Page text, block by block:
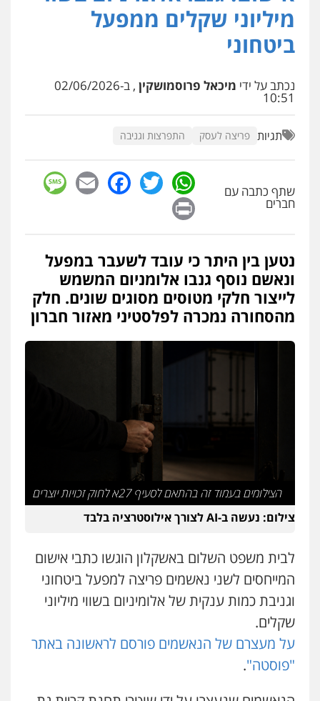
נוער רישום פלילי
0522763105
פלילי צבאי מעצרים וחקירות
0525544654
עו"ד זוהר ארבל
0538788878
עו"ד שלי גורביץ – לוי
משפט פלילי פשיעה חמורה מעצרים
0544218336
משרד עורכי דין חן ברוך
דיני תעבורה מעצרים וחקירות
0505078733
עו"ד קארין לגטיוי
פלילי פשיעה חמורה מעצרים וחקירות
0507446995
משרד עורכי דין טאי שרקי
תעבורה
0547556464
מיסים כלכלי פלילי פשיעה כלכלית הלבנת
מיליוני שקלים ממפעל
ביטחוני
נכתב על ידי מיכאל פרוסמושקין , ב-02/06/2026
10:51
תגיות פריצה לעסק התפרצות וגניבה
שתף כתבה עם
חברים
WhatsApp
Twitter
Facebook
Email
נטען בין היתר כי עובד לשעבר במפעל
ונאשם נוסף גנבו אלומניום המשמש
לייצור חלקי מטוסים מסוגים שונים. חלק
מהסחורה נמכרה לפלסטיני מאזור חברון
הצילומים בעמוד זה בהתאם לסעיף 27א לחוק זכויות יוצרים
צילום: נעשה ב-AI לצורך אילוסטרציה בלבד
לבית משפט השלום באשקלון הוגשו כתבי אישום
המייחסים לשני נאשמים פריצה למפעל ביטחוני
וגניבת כמות ענקית של אלומיניום בשווי מיליוני
שקלים.
על מעצרם של הנאשמים פורסם לראשונה באתר
"פוסטה".